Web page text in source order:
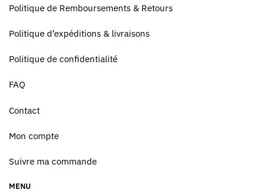
Politique de Remboursements & Retours
Politique d’expéditions & livraisons
Politique de confidentialité
FAQ
Contact
Mon compte
Suivre ma commande
MENU